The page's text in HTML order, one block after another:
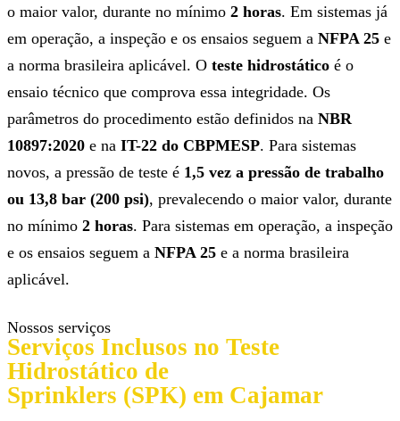
o maior valor, durante no mínimo 2 horas. Em sistemas já
em operação, a inspeção e os ensaios seguem a NFPA 25 e
a norma brasileira aplicável. O teste hidrostático é o
ensaio técnico que comprova essa integridade. Os
parâmetros do procedimento estão definidos na NBR
10897:2020 e na IT-22 do CBPMESP. Para sistemas
novos, a pressão de teste é 1,5 vez a pressão de trabalho
ou 13,8 bar (200 psi), prevalecendo o maior valor, durante
no mínimo 2 horas. Para sistemas em operação, a inspeção
e os ensaios seguem a NFPA 25 e a norma brasileira
aplicável.
Nossos serviços
Serviços Inclusos no Teste
Hidrostático de
Sprinklers (SPK) em Cajamar